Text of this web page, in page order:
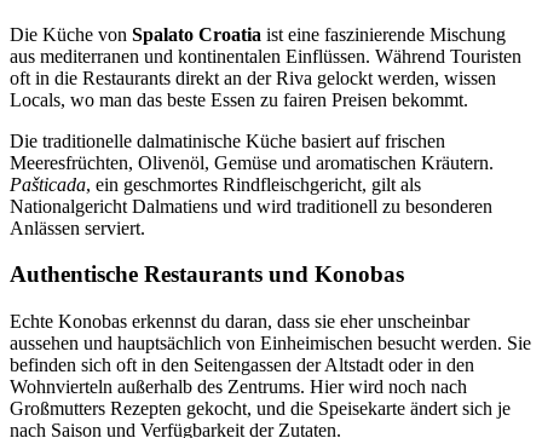
Die Küche von Spalato Croatia ist eine faszinierende Mischung
aus mediterranen und kontinentalen Einflüssen. Während Touristen
oft in die Restaurants direkt an der Riva gelockt werden, wissen
Locals, wo man das beste Essen zu fairen Preisen bekommt.
Die traditionelle dalmatinische Küche basiert auf frischen
Meeresfrüchten, Olivenöl, Gemüse und aromatischen Kräutern.
Pašticada, ein geschmortes Rindfleischgericht, gilt als
Nationalgericht Dalmatiens und wird traditionell zu besonderen
Anlässen serviert.
Authentische Restaurants und Konobas
Echte Konobas erkennst du daran, dass sie eher unscheinbar
aussehen und hauptsächlich von Einheimischen besucht werden. Sie
befinden sich oft in den Seitengassen der Altstadt oder in den
Wohnvierteln außerhalb des Zentrums. Hier wird noch nach
Großmutters Rezepten gekocht, und die Speisekarte ändert sich je
nach Saison und Verfügbarkeit der Zutaten.